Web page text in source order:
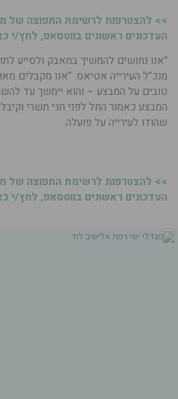
>> להצטרפות לרשימת התפוצה של
העדכונים ראשונים בווטסאפ, לחץ/י
“אנו נחושים להמשיך במאבק ולסייע
מנכ”ל העירייה אטיאס. “אנו מקבלים
טובים על המבצע – והוא יימשך עד
המבצע כאמור החל לפני חגי תשרי
שהודו לעירייה על פועלה.
>> להצטרפות לרשימת התפוצה של
העדכונים ראשונים בווטסאפ, לחץ/י